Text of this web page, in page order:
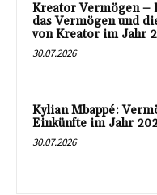
Kreator Vermögen –
das Vermögen und
von Kreator im Jahr
30.07.2026
Kylian Mbappé:
Einkünfte im Jahr
30.07.2026